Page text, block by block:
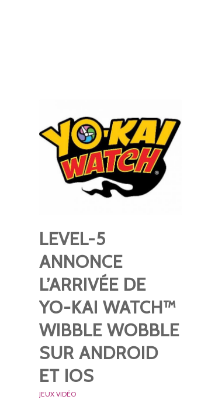
LEVEL-5
ANNONCE
L’ARRIVÉE DE
YO-KAI WATCH™
WIBBLE WOBBLE
SUR ANDROID
ET IOS
JEUX VIDÉO